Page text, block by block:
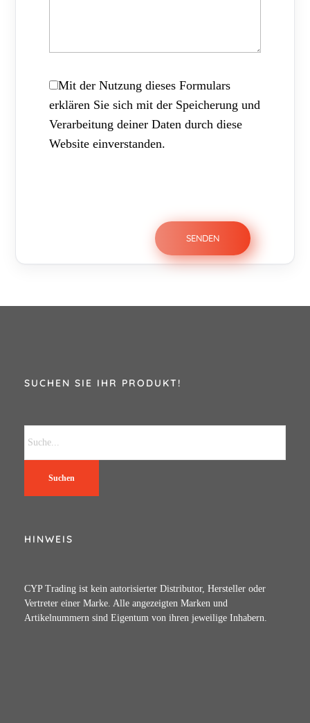
Mit der Nutzung dieses Formulars
erklären Sie sich mit der Speicherung und
Verarbeitung deiner Daten durch diese
Website einverstanden.
SUCHEN SIE IHR PRODUKT!
Suchen
HINWEIS
CYP Trading ist kein autorisierter Distributor, Hersteller oder
Vertreter einer Marke. Alle angezeigten Marken und
Artikelnummern sind Eigentum von ihren jeweilige Inhabern.